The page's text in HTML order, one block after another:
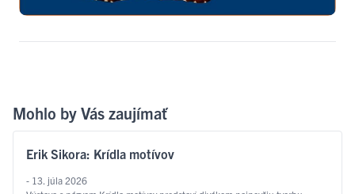
Mohlo by Vás zaujímať
Erik Sikora: Krídla motívov
- 13. júla 2026